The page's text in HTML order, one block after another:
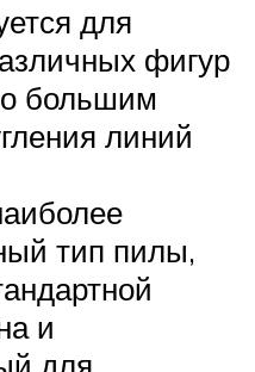
для
фигур
большим
линий
тип пилы,
и